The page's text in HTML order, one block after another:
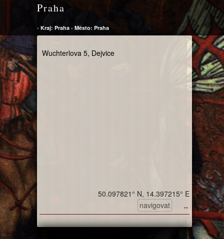
Praha
› Kraj: Praha › Město: Praha
Wuchterlova 5, Dejvice
↔
50.097821° N, 14.397215° E
navigovat